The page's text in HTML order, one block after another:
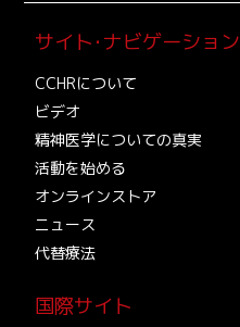
サイト･ナビゲーション
CCHRについて
ビデオ
精神医学についての真実
活動を始める
オンラインストア
ニュース
代替療法
国際サイト